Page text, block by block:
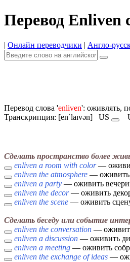
Перевод Enliven
| Онлайн переводчики | Англо-
Перевод слова 'enliven': оживлять,
Транскрипция: [enˈlaɪvən] US
Сделать пространство более
enliven a room with color—
enliven the atmosphere — оживить
enliven a party — оживить
enliven the decor— оживить
enliven the scene — оживить
Сделать беседу или событие
enliven the conversation —
enliven a discussion — оживить
enliven a meeting — оживить
enliven the exchange of ideas —